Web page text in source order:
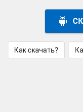
Как скачать?